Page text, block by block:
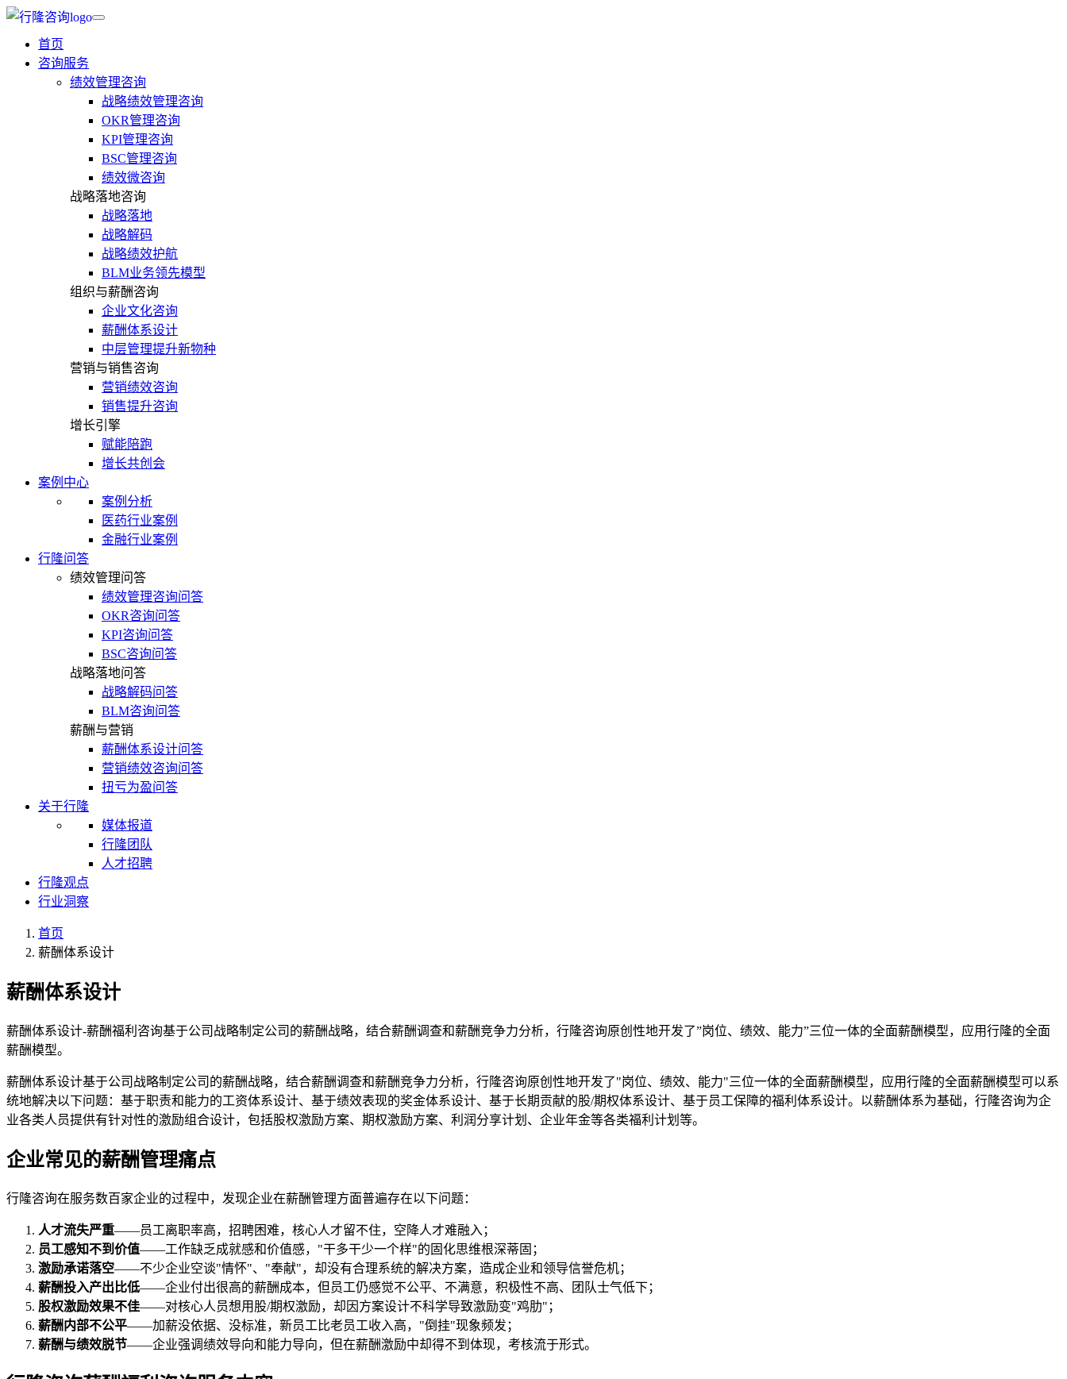
首页
咨询服务
绩效管理咨询
战略绩效管理咨询
OKR管理咨询
KPI管理咨询
BSC管理咨询
绩效微咨询
战略落地咨询
战略落地
战略解码
战略绩效护航
BLM业务领先模型
组织与薪酬咨询
企业文化咨询
薪酬体系设计
中层管理提升新物种
营销与销售咨询
营销绩效咨询
销售提升咨询
增长引擎
赋能陪跑
增长共创会
案例中心
案例分析
医药行业案例
金融行业案例
行隆问答
绩效管理问答
绩效管理咨询问答
OKR咨询问答
KPI咨询问答
BSC咨询问答
战略落地问答
战略解码问答
BLM咨询问答
薪酬与营销
薪酬体系设计问答
营销绩效咨询问答
扭亏为盈问答
关于行隆
媒体报道
行隆团队
人才招聘
行隆观点
行业洞察
首页
薪酬体系设计
薪酬体系设计
薪酬体系设计-薪酬福利咨询基于公司战略制定公司的薪酬战略，结合薪酬调查和薪酬竞争力分析，行隆咨询原创性地开发了”岗位、绩效、能力”三位一体的全面薪酬模型，应用行隆的全面
薪酬模型。
薪酬体系设计基于公司战略制定公司的薪酬战略，结合薪酬调查和薪酬竞争力分析，行隆咨询原创性地开发了"岗位、绩效、能力"三位一体的全面薪酬模型，应用行隆的全面薪酬模型可以系
统地解决以下问题：基于职责和能力的工资体系设计、基于绩效表现的奖金体系设计、基于长期贡献的股/期权体系设计、基于员工保障的福利体系设计。以薪酬体系为基础，行隆咨询为企
业各类人员提供有针对性的激励组合设计，包括股权激励方案、期权激励方案、利润分享计划、企业年金等各类福利计划等。
企业常见的薪酬管理痛点
行隆咨询在服务数百家企业的过程中，发现企业在薪酬管理方面普遍存在以下问题：
人才流失严重——员工离职率高，招聘困难，核心人才留不住，空降人才难融入；
员工感知不到价值——工作缺乏成就感和价值感，"干多干少一个样"的固化思维根深蒂固；
激励承诺落空——不少企业空谈"情怀"、"奉献"，却没有合理系统的解决方案，造成企业和领导信誉危机；
薪酬投入产出比低——企业付出很高的薪酬成本，但员工仍感觉不公平、不满意，积极性不高、团队士气低下；
股权激励效果不佳——对核心人员想用股/期权激励，却因方案设计不科学导致激励变"鸡肋"；
薪酬内部不公平——加薪没依据、没标准，新员工比老员工收入高，"倒挂"现象频发；
薪酬与绩效脱节——企业强调绩效导向和能力导向，但在薪酬激励中却得不到体现，考核流于形式。